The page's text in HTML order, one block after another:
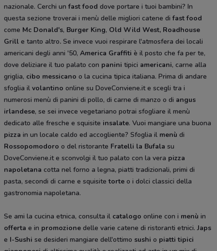
nazionale. Cerchi unfast food dove portare i tuoi bambini? In
questa sezione troverai i menù delle migliori catene difast food
come Mc Donald's, Burger King, Old Wild West, Roadhouse
Grill e tanto altro. Se invece vuoi respirare l'atmosfera dei locali
americani degli anni '50, America Graffiti è il posto che fa per te,
dove deliziare il tuo palato con panini tipici americani, carne alla
griglia, cibo messicano o la cucina tipica italiana. Prima di andare
sfoglia il volantino online su DoveConviene.it e scegli tra i
numerosi menù di panini di pollo, di carne di manzo o di angus
irlandese, se sei invece vegetariano potrai sfogliare il menù
dedicato alle fresche e squisite insalate. Vuoi mangiare una buona
pizza in un locale caldo ed accogliente? Sfoglia il menù di
Rossopomodoro o del ristorante Fratelli la Bufala su
DoveConviene.it e sconvolgi il tuo palato con la vera pizza
napoletana cotta nel forno a legna, piatti tradizionali, primi di
pasta, secondi di carne e squisitetorte o i dolci classici della
gastronomia napoletana.
Se ami la cucina etnica, consulta il catalogo online con i menù in
offerta e in promozione delle varie catene di ristoranti etnici.Japs
e I-Sushi se desideri mangiare dell'ottimo sushi o piatti tipici